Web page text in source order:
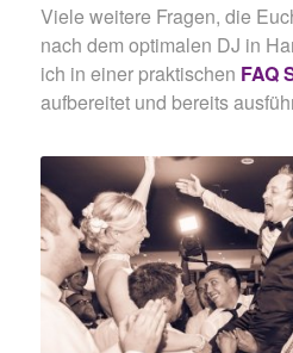
Viele weitere Fragen, die
nach dem optimalen DJ in
ich in einer praktischen FAQ
aufbereitet und bereits